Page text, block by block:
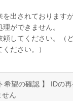
を出されております
ができません。
頼してください。（
ださい。）
希望の確認 】 IDの
せん